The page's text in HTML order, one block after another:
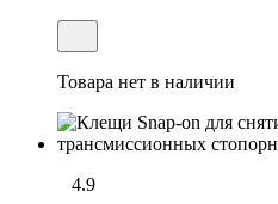
Товара нет в наличии
4.9